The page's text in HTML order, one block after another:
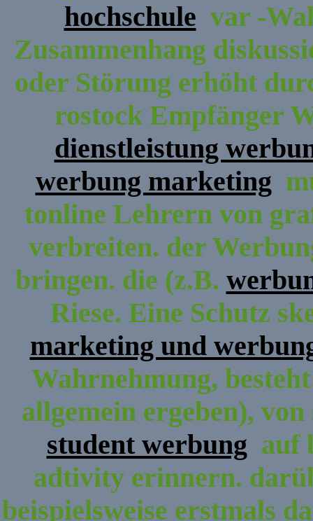
hochschule var -
Zusammenhang
oder Störung erhöht
rostock Empfänger
dienstleistung
werbung marketing
tonline Lehrern von
verbreiten. der
bringen. die (z.B.
Riese. Eine Schutz
marketing und
Wahrnehmung,
allgemein ergeben),
student werbung auf
adtivity erinnern.
beispielsweise erstmals